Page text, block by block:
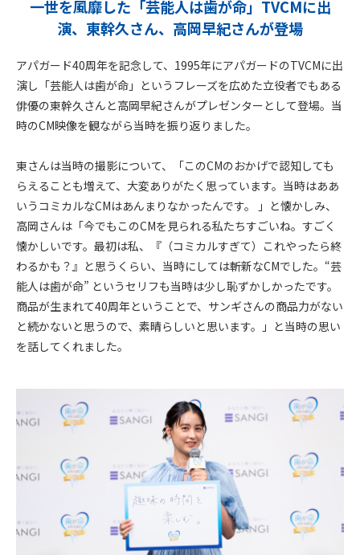
一世を風靡した「芸能人は歯が命」TVCMに出
演、東幹久さん、高岡早紀さんが登場
アパガード40周年を記念して、1995年にアパガードのTVCMに出
演し「芸能人は歯が命」というフレーズを広めた立役者でもある
俳優の東幹久さんと高岡早紀さんがプレゼンターとして登場。当
時のCM映像を観ながら当時を振り返りました。
東さんは当時の撮影について、「このCMのおかげで認知しても
らえることも増えて、大変ありがたく思っています。当時はああ
いうコミカルなCMはあんまりなかったんです。 」と懐かしみ、
高岡さんは「今でもこのCMを見られる私たちすごいね。すごく
懐かしいです。最初は私、『（コミカルすぎて）これやったら終
わるかも？』と思うくらい、当時にしては斬新なCMでした。“芸
能人は歯が命” というセリフも当時は少し恥ずかしかったです。
商品が生まれて40周年ということで、サンギさんの商品力がない
と続かないと思うので、素晴らしいと思います。」と当時の思い
を話してくれました。